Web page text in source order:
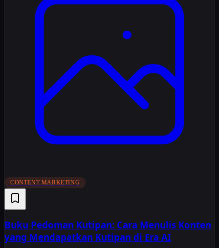
CONTENT MARKETING
Buku Pedoman Kutipan: Cara Menulis Konten
yang Mendapatkan Kutipan di Era AI